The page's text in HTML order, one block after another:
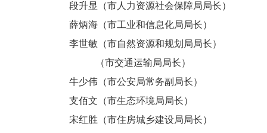
段升显（市人力资源社会保障局局长）
薛炳海（市工业和信息化局局长）
李世敏（市自然资源和规划局局长）
（市交通运输局局长）
牛少伟（市公安局常务副局长）
支佰文（市生态环境局局长）
宋红胜（市住房城乡建设局局长）